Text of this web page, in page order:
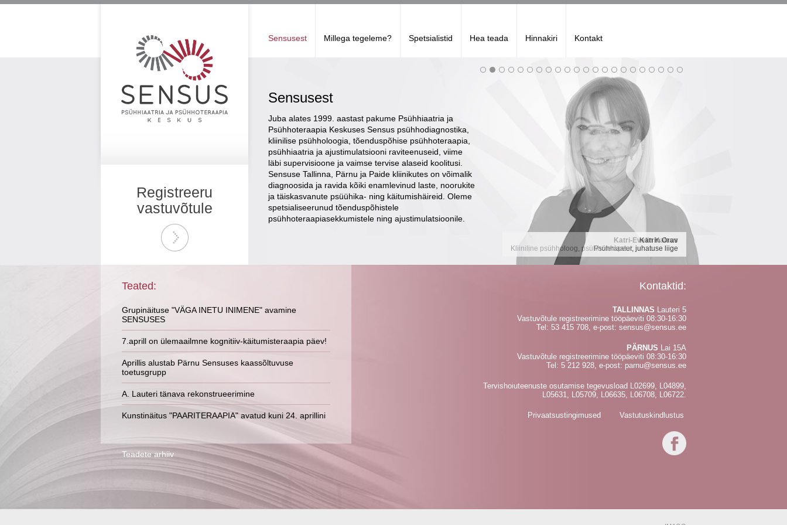
Sensusest Millega tegeleme? Spetsialistid Hea teada Hinnakiri Kontakt
Katri-Evelin Kalaus
Kliiniline psühholoog, psühhoterapeut, juhatuse liige
Katrin Orav
Psühhiaater, juhatuse liige
Sensusest
Juba alates 1999. aastast pakume Psühhiaatria ja
Psühhoteraapia Keskuses Sensus psühhodiagnostika,
kliinilise psühholoogia, tõenduspõhise psühhoteraapia,
psühhiaatria ja ajustimulatsiooni raviteenuseid, viime
läbi supervisioone ja vaimse tervise alaseid koolitusi.
Sensuse Tallinna, Pärnu ja Paide kliinikutes on võimalik
diagnoosida ja ravida kõiki enamlevinud laste, noorukite
ja täiskasvanute psüühika- ning käitumishäireid. Oleme
spetsialiseerunud tõenduspõhistele
psühhoteraapiasekkumistele ning ajustimulatsioonile.
Registreeru
vastuvõtule
Teated:
Grupinäituse "VÄGA INETU INIMENE" avamine
SENSUSES
7.aprill on ülemaailmne kognitiiv-käitumisteraapia päev!
Aprillis alustab Pärnu Sensuses kaassõltuvuse
toetusgrupp
A. Lauteri tänava rekonstrueerimine
Kunstinäitus "PAARITERAAPIA" avatud kuni 24. aprillini
Teadete arhiiv
Kontaktid:
TALLINNAS Lauteri 5
Vastuvõtule registreerimine tööpäeviti 08:30-16:30
Tel: 53 415 708, e-post: sensus@sensus.ee
PÄRNUS Lai 15A
Vastuvõtule registreerimine tööpäeviti 08:30-16:30
Tel: 5 212 928, e-post: parnu@sensus.ee
Tervishoiuteenuste osutamise tegevusload L02699, L04899,
L05631, L05709, L06635, L06708, L06722.
Privaatsustingimused Vastutuskindlustus